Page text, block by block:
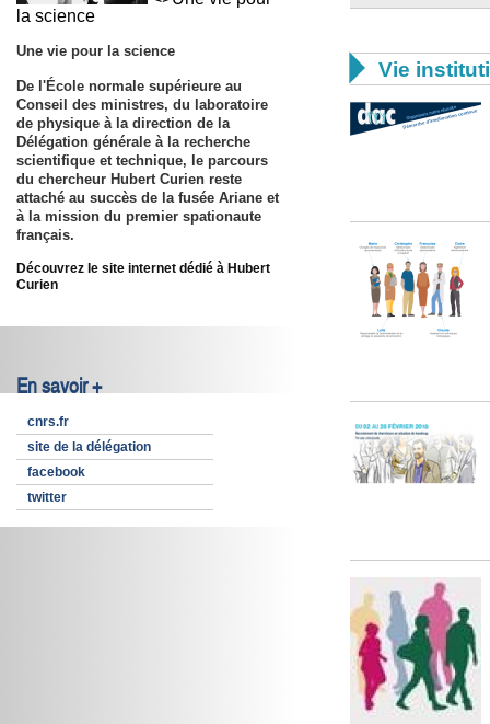
la science
Une vie pour la science
De l'École normale supérieure au
Conseil des ministres, du laboratoire
de physique à la direction de la
Délégation générale à la recherche
scientifique et technique, le parcours
du chercheur Hubert Curien reste
attaché au succès de la fusée Ariane et
à la mission du premier spationaute
français.
Découvrez le site internet dédié à Hubert
Curien
En savoir +
cnrs.fr
site de la délégation
facebook
twitter
 Vie